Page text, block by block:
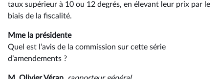
taux supérieur à 10 ou 12 degrés, en élevant leur prix par le
biais de la fiscalité.
Mme la présidente
Quel est l’avis de la commission sur cette série
d’amendements ?